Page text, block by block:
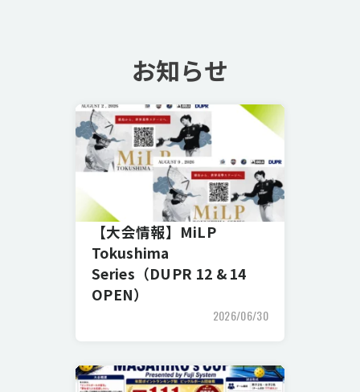
お知らせ
【大会情報】MiLP
Tokushima
Series（DUPR 12 & 14
OPEN）
2026/06/30